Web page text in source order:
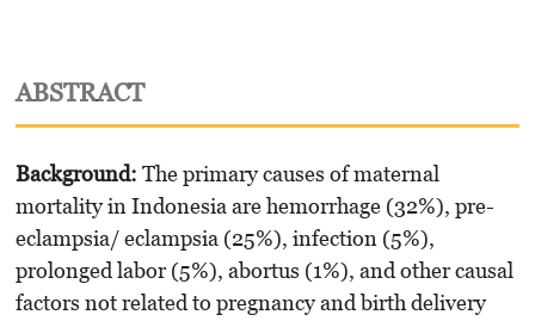
ABSTRACT
Background: The primary causes of maternal
mortality in Indonesia are hemorrhage (32%), pre-
eclampsia/ eclampsia (25%), infection (5%),
prolonged labor (5%), abortus (1%), and other causal
factors not related to pregnancy and birth delivery